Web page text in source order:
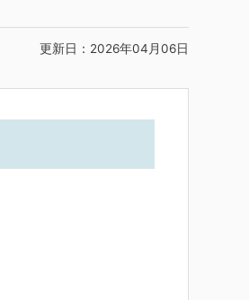
更新日：2026年04月06日